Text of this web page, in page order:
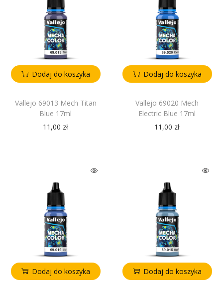
Dodaj do koszyka
Vallejo 69013 Mech Titan
Blue 17ml
11,00 zł
Dodaj do koszyka
Vallejo 69020 Mech
Electric Blue 17ml
11,00 zł
Dodaj do koszyka Dodaj do koszyka